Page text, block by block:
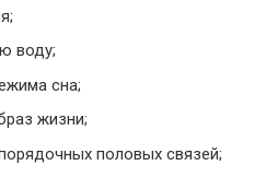
воду;
сна;
жизни;
половых связей;